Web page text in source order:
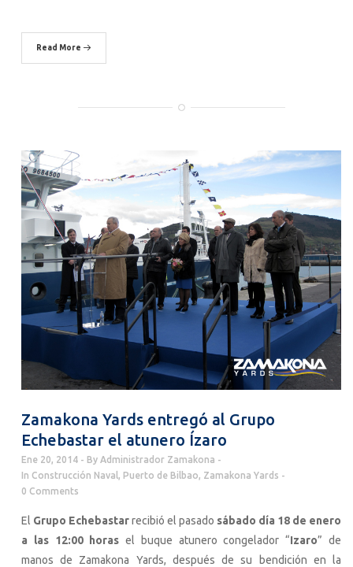
Read More
Zamakona Yards entregó al Grupo
Echebastar el atunero Ízaro
Ene 20, 2014 By Administrador Zamakona
In Construcción Naval, Puerto de Bilbao, Zamakona Yards
0 Comments
El Grupo Echebastarrecibió el pasado sábado día 18 de enero
a las 12:00 horas el buque atunero congelador “Izaro” de
manos de Zamakona Yards, después de su bendición en la